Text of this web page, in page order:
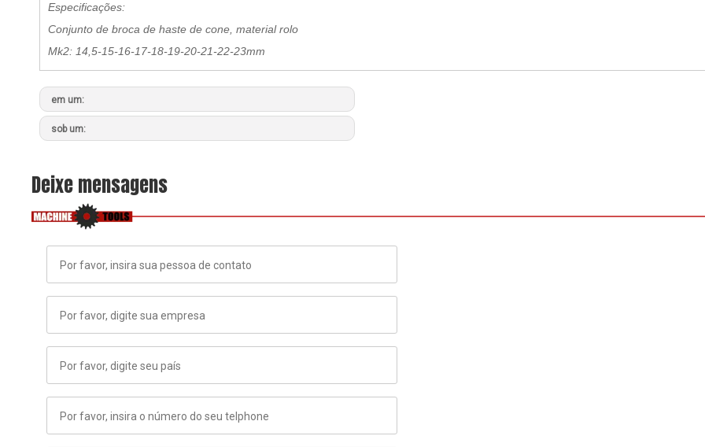
Especificações:
Conjunto de broca de haste de cone, material rolo
Mk2: 14,5-15-16-17-18-19-20-21-22-23mm
em um:
sob um:
Deixe mensagens